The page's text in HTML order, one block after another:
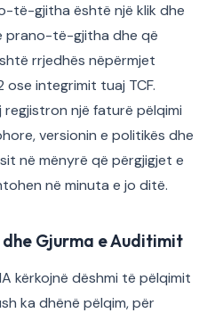
të-gjitha është një klik dhe
prano-të-gjitha dhe që
rrjedhës nëpërmjet
integrimit tuaj TCF.
regjistron një faturë pëlqimi
versionin e politikës dhe
në mënyrë që përgjigjet e
në minuta e jo ditë.
Gjurma e Auditimit
kërkojnë dëshmi të pëlqimit
ka dhënë pëlqim, për